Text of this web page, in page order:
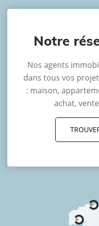
Notre
Nos agents
dans tous vos
: maison,
achat,